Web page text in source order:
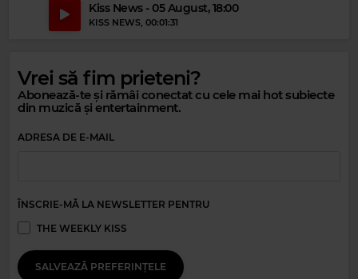
RUMER– ARTHUR'S THEME (THE BEST THAT YOU CAN DO)
(CHRISTOPHER CROSS)
Kiss News - 05 August, 18:00
KISS NEWS, 00:01:31
Vrei să fim prieteni?
Abonează-te și rămâi conectat cu cele mai hot subiecte
din muzică și entertainment.
ADRESA DE E-MAIL
ÎNSCRIE-MĂ LA NEWSLETTER PENTRU
THE WEEKLY KISS
SALVEAZĂ PREFERINȚELE